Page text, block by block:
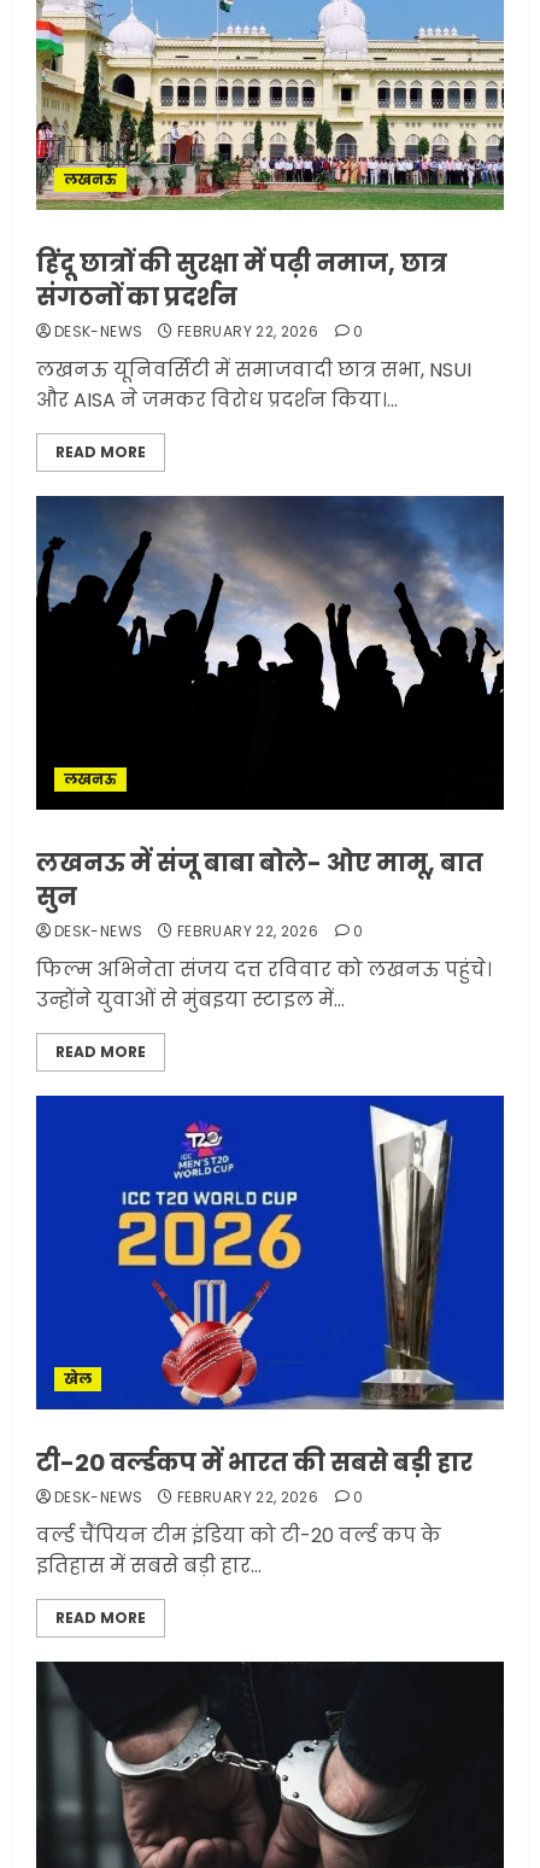
लखनऊ
हिंदू छात्रों की सुरक्षा में पढ़ी नमाज, छात्र
संगठनों का प्रदर्शन
DESK-NEWS FEBRUARY 22, 2026 0
लखनऊ यूनिवर्सिटी में समाजवादी छात्र सभा, NSUI
और AISA ने जमकर विरोध प्रदर्शन किया।...
READ MORE
लखनऊ
लखनऊ में संजू बाबा बोले- ओए मामू, बात
सुन
DESK-NEWS FEBRUARY 22, 2026 0
फिल्म अभिनेता संजय दत्त रविवार को लखनऊ पहुंचे।
उन्होंने युवाओं से मुंबइया स्टाइल में...
READ MORE
खेल
टी-20 वर्ल्डकप में भारत की सबसे बड़ी हार
DESK-NEWS FEBRUARY 22, 2026 0
वर्ल्ड चैंपियन टीम इंडिया को टी-20 वर्ल्ड कप के
इतिहास में सबसे बड़ी हार...
READ MORE